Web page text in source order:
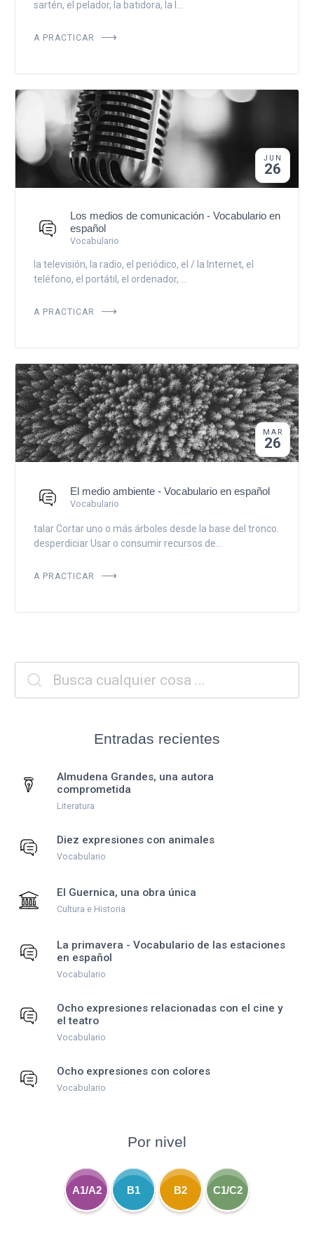
sartén, el pelador, la batidora, la l...
A PRACTICAR
JUN
26
Los medios de comunicación - Vocabulario en
español
Vocabulario
la televisión, la radio, el periódico, el / la Internet, el
teléfono, el portátil, el ordenador, ...
A PRACTICAR
MAR
26
El medio ambiente - Vocabulario en español
Vocabulario
talar Cortar uno o más árboles desde la base del tronco.
desperdiciar Usar o consumir recursos de...
A PRACTICAR
Entradas recientes
Almudena Grandes, una autora
comprometida
Literatura
Diez expresiones con animales
Vocabulario
El Guernica, una obra única
Cultura e Historia
La primavera - Vocabulario de las estaciones
en español
Vocabulario
Ocho expresiones relacionadas con el cine y
el teatro
Vocabulario
Ocho expresiones con colores
Vocabulario
Por nivel
A1/A2 B1 B2 C1/C2